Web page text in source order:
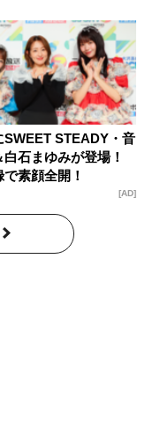
合格祈願！
SWEET STEADY・音
石まゆみが登場！
素顔全開！
AD